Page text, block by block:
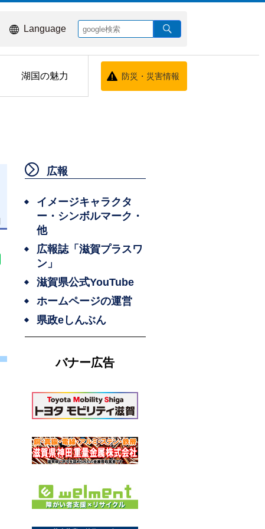
Language
湖国の魅力 防災・災害情報
広報
イメージキャラクタ
ー・シンボルマーク・
他
広報誌「滋賀プラスワ
ン」
滋賀県公式YouTube
ホームページの運営
県政eしんぶん
バナー広告